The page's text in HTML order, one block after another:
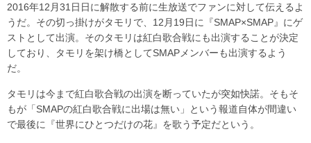
2016年12月31日日に解散する前に生放送でファンに対して伝えるよ
うだ。その切っ掛けがタモリで、12月19日に『SMAP×SMAP』にゲ
ストとして出演。そのタモリは紅白歌合戦にも出演することが決定
しており、タモリを架け橋としてSMAPメンバーも出演するよう
だ。
タモリは今まで紅白歌合戦の出演を断っていたが突如快諾。そもそ
もが「SMAPの紅白歌合戦に出場は無い」という報道自体が間違い
で最後に『世界にひとつだけの花』を歌う予定だという。